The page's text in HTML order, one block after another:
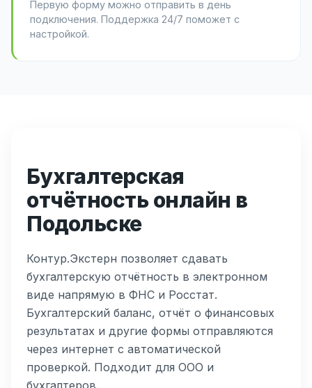
Первую форму можно отправить в день
подключения. Поддержка 24/7 поможет с
настройкой.
Бухгалтерская
отчётность онлайн в
Подольске
Контур.Экстерн позволяет сдавать
бухгалтерскую отчётность в электронном
виде напрямую в ФНС и Росстат.
Бухгалтерский баланс, отчёт о финансовых
результатах и другие формы отправляются
через интернет с автоматической
проверкой. Подходит для ООО и
бухгалтеров.